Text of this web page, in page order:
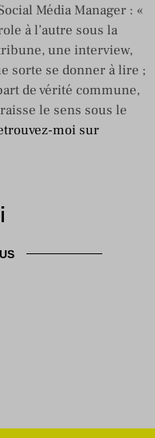
Média Manager : «
à l’autre sous la
une interview,
sorte se donner à lire ;
de vérité commune,
le sens sous le
moi sur